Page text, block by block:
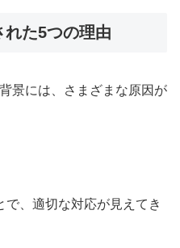
れた5つの理由
景には、さまざまな原因が
、適切な対応が見えてき